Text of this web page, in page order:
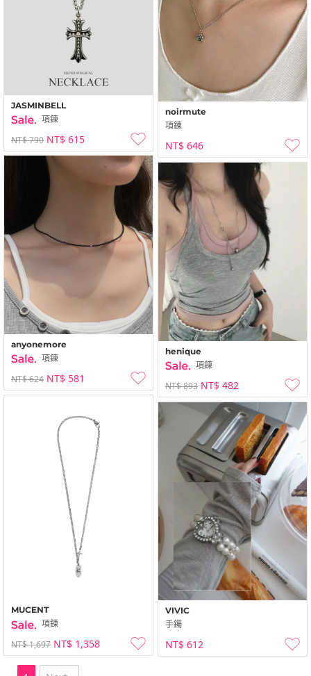
JASMINBELL
項鍊
NT$ 790 NT$ 615
noirmute
項鍊
NT$ 646
anyonemore
項鍊
NT$ 624 NT$ 581
henique
項鍊
NT$ 893 NT$ 482
MUCENT
項鍊
NT$ 1,697 NT$ 1,358
VIVIC
手鐲
NT$ 612